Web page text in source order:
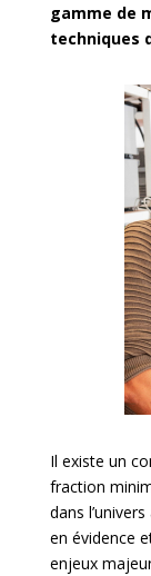
gamme de
techniques
Il existe un
fraction
dans
en évidence
enjeux